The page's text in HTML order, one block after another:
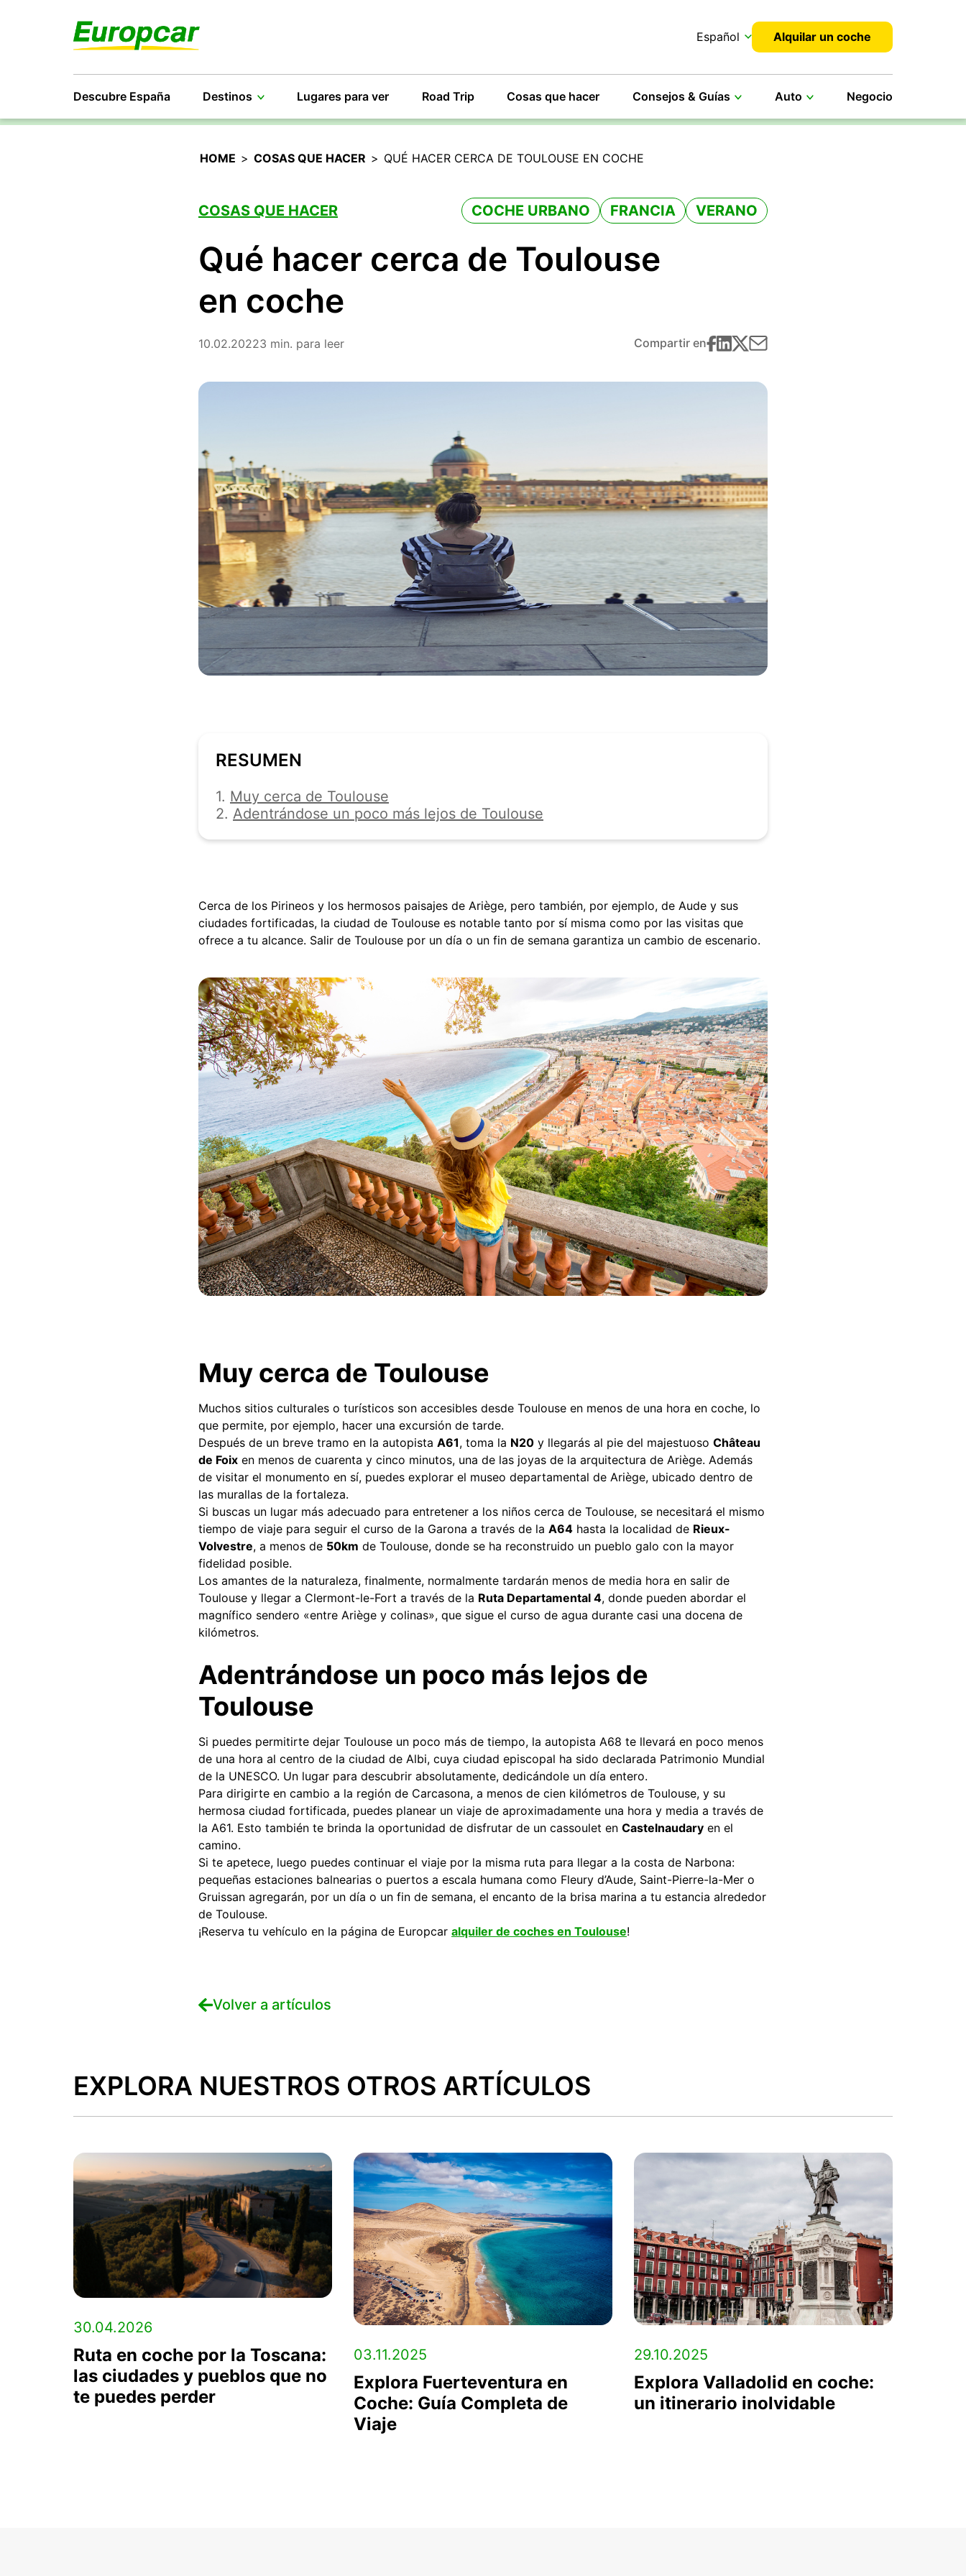
Español Alquilar un coche
Descubre España Destinos Lugares para ver Road Trip Cosas que hacer Consejos & Guías Auto Negocio
HOME > COSAS QUE HACER > QUÉ HACER CERCA DE TOULOUSE EN COCHE
COSAS QUE HACER COCHE URBANO FRANCIA VERANO
Qué hacer cerca de Toulouse
en coche
10.02.20223 min. para leer Compartir en
RESUMEN
1. Muy cerca de Toulouse
2. Adentrándose un poco más lejos de Toulouse
Cerca de los Pirineos y los hermosos paisajes de Ariège, pero también, por ejemplo, de Aude y sus
ciudades fortificadas, la ciudad de Toulouse es notable tanto por sí misma como por las visitas que
ofrece a tu alcance. Salir de Toulouse por un día o un fin de semana garantiza un cambio de escenario.
Muy cerca de Toulouse
Muchos sitios culturales o turísticos son accesibles desde Toulouse en menos de una hora en coche, lo
que permite, por ejemplo, hacer una excursión de tarde.
Después de un breve tramo en la autopista A61, toma la N20 y llegarás al pie del majestuoso Château
de Foix en menos de cuarenta y cinco minutos, una de las joyas de la arquitectura de Ariège. Además
de visitar el monumento en sí, puedes explorar el museo departamental de Ariège, ubicado dentro de
las murallas de la fortaleza.
Si buscas un lugar más adecuado para entretener a los niños cerca de Toulouse, se necesitará el mismo
tiempo de viaje para seguir el curso de la Garona a través de la A64 hasta la localidad de Rieux-
Volvestre, a menos de 50km de Toulouse, donde se ha reconstruido un pueblo galo con la mayor
fidelidad posible.
Los amantes de la naturaleza, finalmente, normalmente tardarán menos de media hora en salir de
Toulouse y llegar a Clermont-le-Fort a través de la Ruta Departamental 4, donde pueden abordar el
magnífico sendero «entre Ariège y colinas», que sigue el curso de agua durante casi una docena de
kilómetros.
Adentrándose un poco más lejos de
Toulouse
Si puedes permitirte dejar Toulouse un poco más de tiempo, la autopista A68 te llevará en poco menos
de una hora al centro de la ciudad de Albi, cuya ciudad episcopal ha sido declarada Patrimonio Mundial
de la UNESCO. Un lugar para descubrir absolutamente, dedicándole un día entero.
Para dirigirte en cambio a la región de Carcasona, a menos de cien kilómetros de Toulouse, y su
hermosa ciudad fortificada, puedes planear un viaje de aproximadamente una hora y media a través de
la A61. Esto también te brinda la oportunidad de disfrutar de un cassoulet en Castelnaudary en el
camino.
Si te apetece, luego puedes continuar el viaje por la misma ruta para llegar a la costa de Narbona:
pequeñas estaciones balnearias o puertos a escala humana como Fleury d’Aude, Saint-Pierre-la-Mer o
Gruissan agregarán, por un día o un fin de semana, el encanto de la brisa marina a tu estancia alrededor
de Toulouse.
¡Reserva tu vehículo en la página de Europcar alquiler de coches en Toulouse!
Volver a artículos
EXPLORA NUESTROS OTROS ARTÍCULOS
30.04.2026
Ruta en coche por la Toscana:
las ciudades y pueblos que no
te puedes perder
03.11.2025
Explora Fuerteventura en
Coche: Guía Completa de
Viaje
29.10.2025
Explora Valladolid en coche:
un itinerario inolvidable